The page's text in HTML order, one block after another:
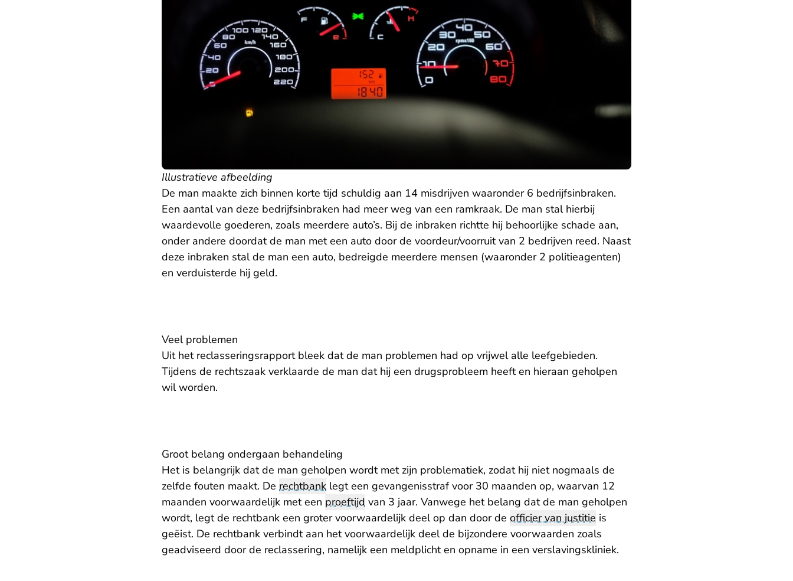
Illustratieve afbeelding
De man maakte zich binnen korte tijd schuldig aan 14 misdrijven waaronder 6 bedrijfsinbraken.
Een aantal van deze bedrijfsinbraken had meer weg van een ramkraak. De man stal hierbij
waardevolle goederen, zoals meerdere auto’s. Bij de inbraken richtte hij behoorlijke schade aan,
onder andere doordat de man met een auto door de voordeur/voorruit van 2 bedrijven reed. Naast
deze inbraken stal de man een auto, bedreigde meerdere mensen (waaronder 2 politieagenten)
en verduisterde hij geld.
Veel problemen
Uit het reclasseringsrapport bleek dat de man problemen had op vrijwel alle leefgebieden.
Tijdens de rechtszaak verklaarde de man dat hij een drugsprobleem heeft en hieraan geholpen
wil worden.
Groot belang ondergaan behandeling
Het is belangrijk dat de man geholpen wordt met zijn problematiek, zodat hij niet nogmaals de
zelfde fouten maakt. De rechtbank legt een gevangenisstraf voor 30 maanden op, waarvan 12
maanden voorwaardelijk met een proeftijd van 3 jaar. Vanwege het belang dat de man geholpen
wordt, legt de rechtbank een groter voorwaardelijk deel op dan door de officier van justitie is
geëist. De rechtbank verbindt aan het voorwaardelijk deel de bijzondere voorwaarden zoals
geadviseerd door de reclassering, namelijk een meldplicht en opname in een verslavingskliniek.